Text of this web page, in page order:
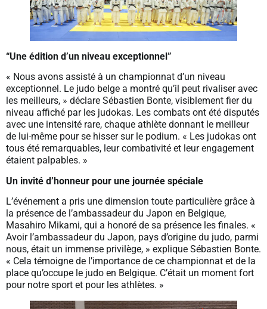
“Une édition d’un niveau exceptionnel”
« Nous avons assisté à un championnat d’un niveau
exceptionnel. Le judo belge a montré qu’il peut rivaliser avec
les meilleurs, » déclare Sébastien Bonte, visiblement fier du
niveau affiché par les judokas. Les combats ont été disputés
avec une intensité rare, chaque athlète donnant le meilleur
de lui-même pour se hisser sur le podium. « Les judokas ont
tous été remarquables, leur combativité et leur engagement
étaient palpables. »
Un invité d’honneur pour une journée spéciale
L’événement a pris une dimension toute particulière grâce à
la présence de l’ambassadeur du Japon en Belgique,
Masahiro Mikami, qui a honoré de sa présence les finales. «
Avoir l’ambassadeur du Japon, pays d’origine du judo, parmi
nous, était un immense privilège, » explique Sébastien Bonte.
« Cela témoigne de l’importance de ce championnat et de la
place qu’occupe le judo en Belgique. C’était un moment fort
pour notre sport et pour les athlètes. »